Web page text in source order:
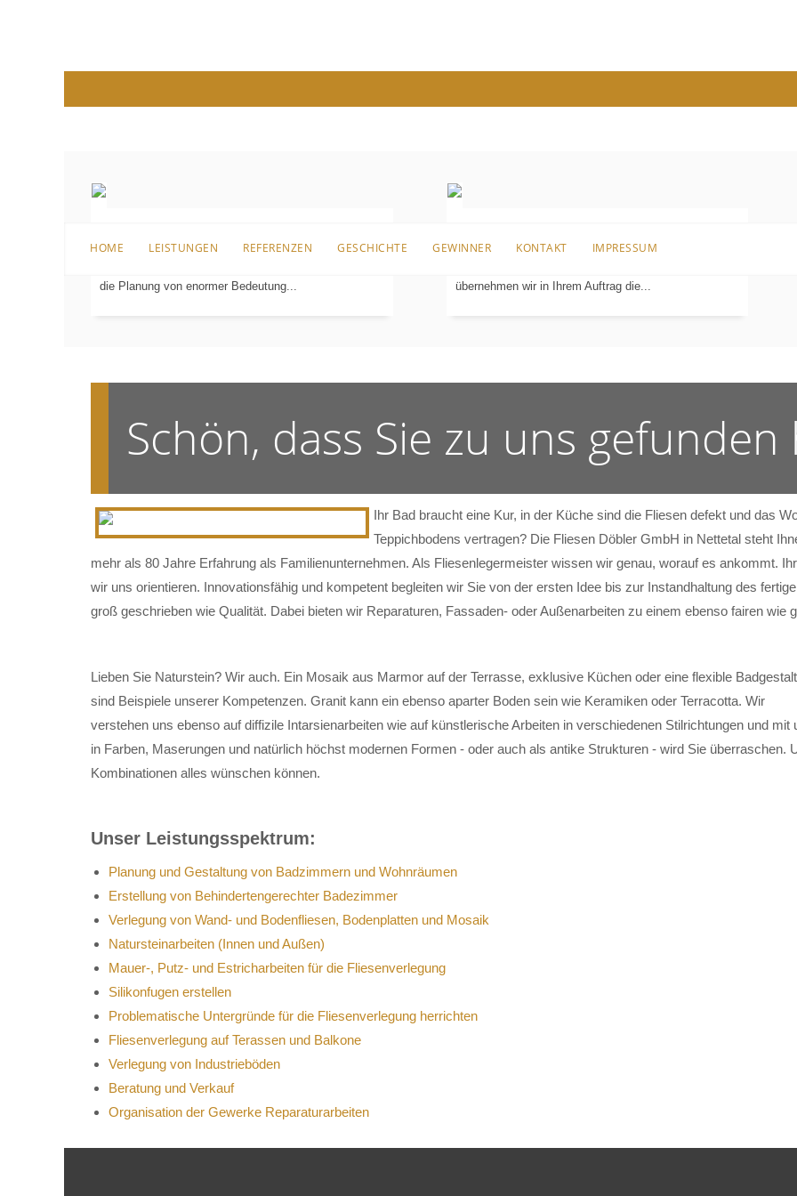
HOME LEISTUNGEN REFERENZEN GESCHICHTE GEWINNER KONTAKT IMPRESSUM
die Planung von enormer Bedeutung...
übernehmen wir in Ihrem Auftrag die...
Schön, dass Sie zu uns
Ihr Bad braucht eine Kur, in der Küche sind die Fliesen defekt und das
Teppichbodens vertragen? Die Fliesen Döbler GmbH in Nettetal steht
mehr als 80 Jahre Erfahrung als Familienunternehmen. Als Fliesenlegermeister wissen wir genau, worauf es ankommt.
wir uns orientieren. Innovationsfähig und kompetent begleiten wir Sie von der ersten Idee bis zur Instandhaltung des
groß geschrieben wie Qualität. Dabei bieten wir Reparaturen, Fassaden- oder Außenarbeiten zu einem ebenso fairen wie
Lieben Sie Naturstein? Wir auch. Ein Mosaik aus Marmor auf der Terrasse, exklusive Küchen oder eine flexible
sind Beispiele unserer Kompetenzen. Granit kann ein ebenso aparter Boden sein wie Keramiken oder Terracotta. Wir
verstehen uns ebenso auf diffizile Intarsienarbeiten wie auf künstlerische Arbeiten in verschiedenen Stilrichtungen und
in Farben, Maserungen und natürlich höchst modernen Formen - oder auch als antike Strukturen - wird Sie
Kombinationen alles wünschen können.
Unser Leistungsspektrum:
Planung und Gestaltung von Badzimmern und Wohnräumen
Erstellung von Behindertengerechter Badezimmer
Verlegung von Wand- und Bodenfliesen, Bodenplatten und Mosaik
Natursteinarbeiten (Innen und Außen)
Mauer-, Putz- und Estricharbeiten für die Fliesenverlegung
Silikonfugen erstellen
Problematische Untergründe für die Fliesenverlegung herrichten
Fliesenverlegung auf Terassen und Balkone
Verlegung von Industrieböden
Beratung und Verkauf
Organisation der Gewerke Reparaturarbeiten